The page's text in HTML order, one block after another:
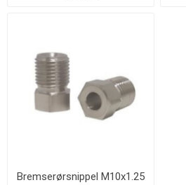
Bremserørsnippel M10x1.25